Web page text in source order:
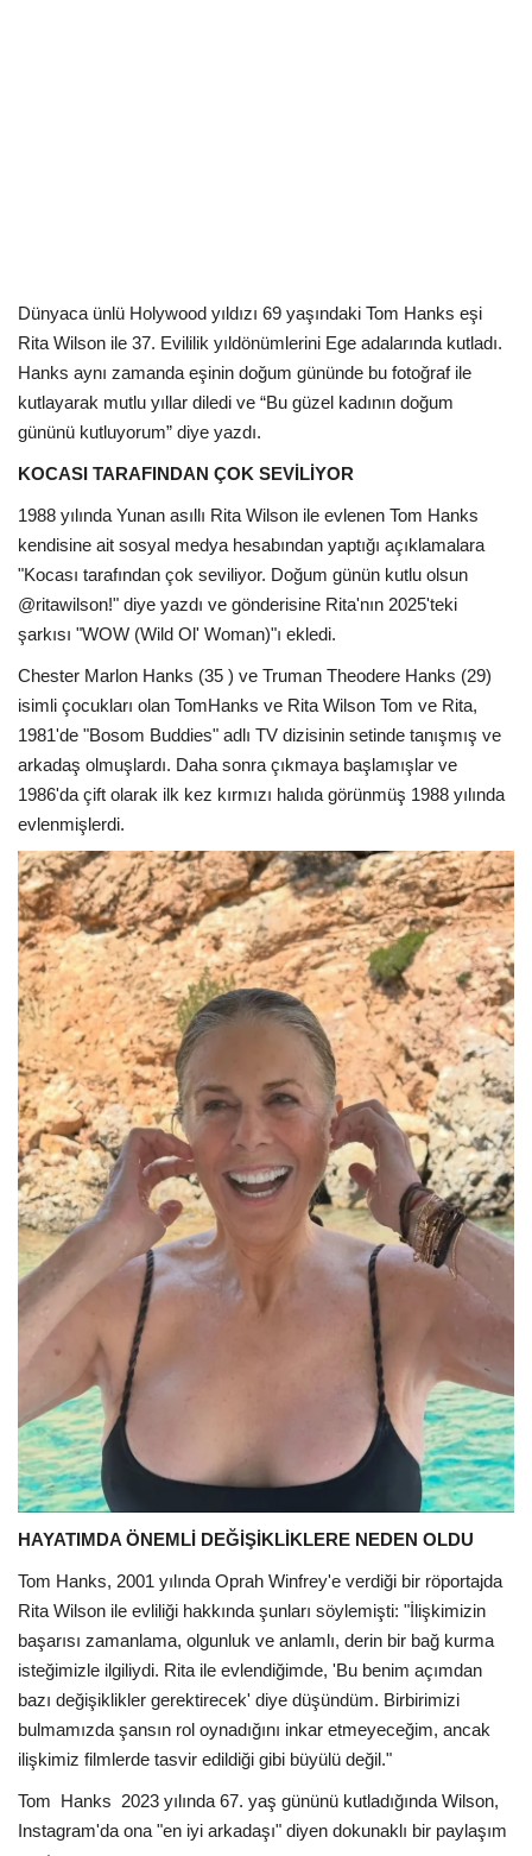
Dünyaca ünlü Holywood yıldızı 69 yaşındaki Tom Hanks eşi
Rita Wilson ile 37. Evililik yıldönümlerini Ege adalarında kutladı.
Hanks aynı zamanda eşinin doğum gününde bu fotoğraf ile
kutlayarak mutlu yıllar diledi ve “Bu güzel kadının doğum
gününü kutluyorum” diye yazdı.
KOCASI TARAFINDAN ÇOK SEVİLİYOR
1988 yılında Yunan asıllı Rita Wilson ile evlenen Tom Hanks
kendisine ait sosyal medya hesabından yaptığı açıklamalara
"Kocası tarafından çok seviliyor. Doğum günün kutlu olsun
@ritawilson!" diye yazdı ve gönderisine Rita'nın 2025'teki
şarkısı "WOW (Wild Ol' Woman)"ı ekledi.
Chester Marlon Hanks (35 ) ve Truman Theodere Hanks (29)
isimli çocukları olan TomHanks ve Rita Wilson Tom ve Rita,
1981'de "Bosom Buddies" adlı TV dizisinin setinde tanışmış ve
arkadaş olmuşlardı. Daha sonra çıkmaya başlamışlar ve
1986'da çift olarak ilk kez kırmızı halıda görünmüş 1988 yılında
evlenmişlerdi.
HAYATIMDA ÖNEMLİ DEĞİŞİKLİKLERE NEDEN OLDU
Tom Hanks, 2001 yılında Oprah Winfrey'e verdiği bir röportajda
Rita Wilson ile evliliği hakkında şunları söylemişti: "İlişkimizin
başarısı zamanlama, olgunluk ve anlamlı, derin bir bağ kurma
isteğimizle ilgiliydi. Rita ile evlendiğimde, 'Bu benim açımdan
bazı değişiklikler gerektirecek' diye düşündüm. Birbirimizi
bulmamızda şansın rol oynadığını inkar etmeyeceğim, ancak
ilişkimiz filmlerde tasvir edildiği gibi büyülü değil."
Tom Hanks 2023 yılında 67. yaş gününü kutladığında Wilson,
Instagram'da ona "en iyi arkadaşı" diyen dokunaklı bir paylaşım